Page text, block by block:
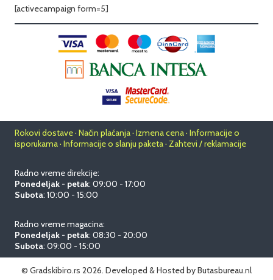
[activecampaign form=5]
Rokovi dostave · Način plaćanja · Izmena cena · Informacije o
isporukama · Informacije o slanju paketa · Zahtevi / reklamacije
Radno vreme direkcije:
Ponedeljak - petak: 09:00 - 17:00
Subota: 10:00 - 15:00
Radno vreme magacina:
Ponedeljak - petak: 08:30 - 20:00
Subota: 09:00 - 15:00
© Gradskibiro.rs 2026. Developed & Hosted byButasbureau.nl